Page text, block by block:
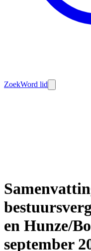
ZoekWord lid
en Hunze/
september